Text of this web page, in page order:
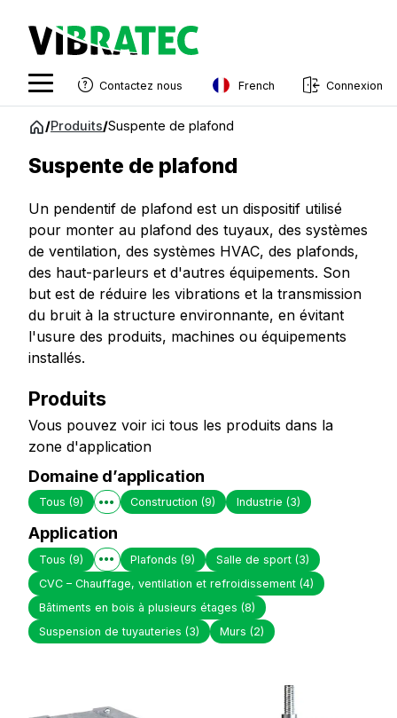
contenu
Contactez nous French
French
Estonian
Finnish
Danish
Connexion
/Produits/Suspente de plafond
Suspente de plafond
Un pendentif de plafond est un dispositif utilisé
pour monter au plafond des tuyaux, des systèmes
de ventilation, des systèmes HVAC, des plafonds,
des haut-parleurs et d'autres équipements. Son
but est de réduire les vibrations et la transmission
du bruit à la structure environnante, en évitant
l'usure des produits, machines ou équipements
installés.
Produits
Vous pouvez voir ici tous les produits dans la
zone d'application
Domaine d’application
Tous (9) Construction(9) Industrie(3)
Application
Tous (9) Plafonds(9) Salle de sport(3)
CVC – Chauffage, ventilation et refroidissement (4)
Bâtiments en bois à plusieurs étages (8)
Suspension de tuyauteries (3) Murs(2)